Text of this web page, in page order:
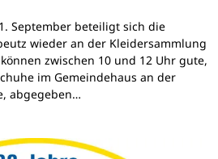
September beteiligt sich die
wieder an der Kleidersammlung
zwischen 10 und 12 Uhr gute,
im Gemeindehaus an der
abgegeben…